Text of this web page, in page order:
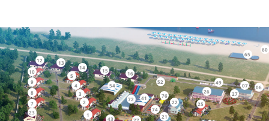
1
2
3
4
5
06
7
07
8
9
10
12 13
14 15
16
21
22
23
25
26 27
41
43
49
52
54
60
65
72
74
76